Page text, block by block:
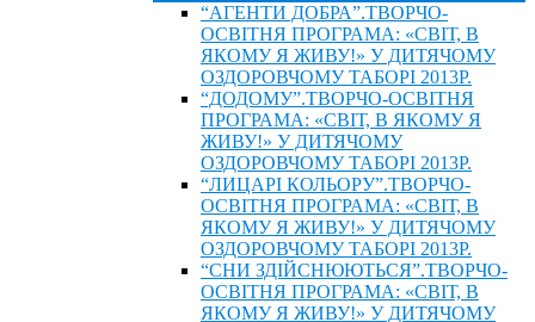
“АГЕНТИ ДОБРА”.ТВОРЧО-
ОСВІТНЯ ПРОГРАМА: «СВІТ, В
ЯКОМУ Я ЖИВУ!» У ДИТЯЧОМУ
ОЗДОРОВЧОМУ ТАБОРІ 2013Р.
“ДОДОМУ”.ТВОРЧО-ОСВІТНЯ
ПРОГРАМА: «СВІТ, В ЯКОМУ Я
ЖИВУ!» У ДИТЯЧОМУ
ОЗДОРОВЧОМУ ТАБОРІ 2013Р.
“ЛИЦАРІ КОЛЬОРУ”.ТВОРЧО-
ОСВІТНЯ ПРОГРАМА: «СВІТ, В
ЯКОМУ Я ЖИВУ!» У ДИТЯЧОМУ
ОЗДОРОВЧОМУ ТАБОРІ 2013Р.
“СНИ ЗДІЙСНЮЮТЬСЯ”.ТВОРЧО-
ОСВІТНЯ ПРОГРАМА: «СВІТ, В
ЯКОМУ Я ЖИВУ!» У ДИТЯЧОМУ